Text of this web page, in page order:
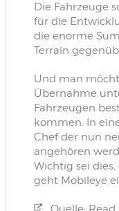
Die Fahrzeuge
für die
die enorme
Terrain
Und man
Übernahme
Fahrzeugen
kommen. In
Chef der nun
angehören
Wichtig sei
geht Mobileye